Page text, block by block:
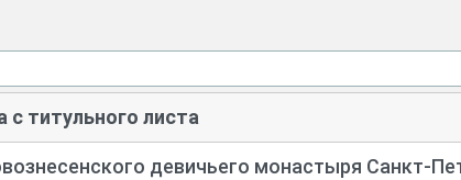
с титульного листа
девичьего монастыря Санкт-